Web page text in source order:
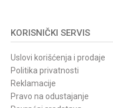
KORISNIČKI SERVIS
Uslovi korišćenja i prodaje
Politika privatnosti
Reklamacije
Pravo na odustajanje